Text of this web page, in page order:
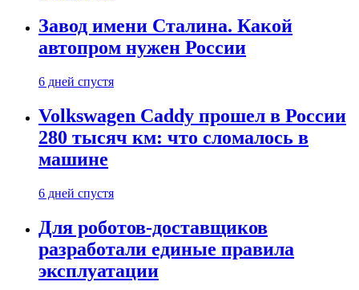
Завод имени Сталина. Какой
автопром нужен России
6 дней спустя
Volkswagen Caddy прошел в России
280 тысяч км: что сломалось в
машине
6 дней спустя
Для роботов-доставщиков
разработали единые правила
эксплуатации